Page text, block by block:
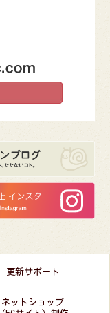
更新サポート
ネットショップ